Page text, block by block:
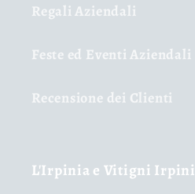
Regali Aziendali
Feste ed Eventi Aziendali
Recensione dei Clienti
L'Irpinia e Vitigni Irpini